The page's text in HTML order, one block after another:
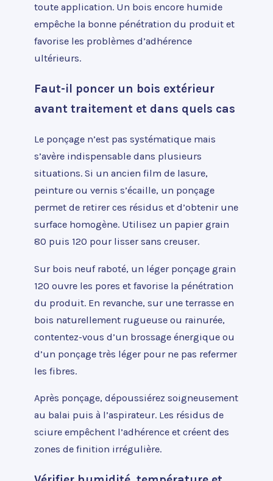
toute application. Un bois encore humide
empêche la bonne pénétration du produit et
favorise les problèmes d’adhérence
ultérieurs.
Faut-il poncer un bois extérieur
avant traitement et dans quels cas
Le ponçage n’est pas systématique mais
s’avère indispensable dans plusieurs
situations. Si un ancien film de lasure,
peinture ou vernis s’écaille, un ponçage
permet de retirer ces résidus et d’obtenir une
surface homogène. Utilisez un papier grain
80 puis 120 pour lisser sans creuser.
Sur bois neuf raboté, un léger ponçage grain
120 ouvre les pores et favorise la pénétration
du produit. En revanche, sur une terrasse en
bois naturellement rugueuse ou rainurée,
contentez-vous d’un brossage énergique ou
d’un ponçage très léger pour ne pas refermer
les fibres.
Après ponçage, dépoussiérez soigneusement
au balai puis à l’aspirateur. Les résidus de
sciure empêchent l’adhérence et créent des
zones de finition irrégulière.